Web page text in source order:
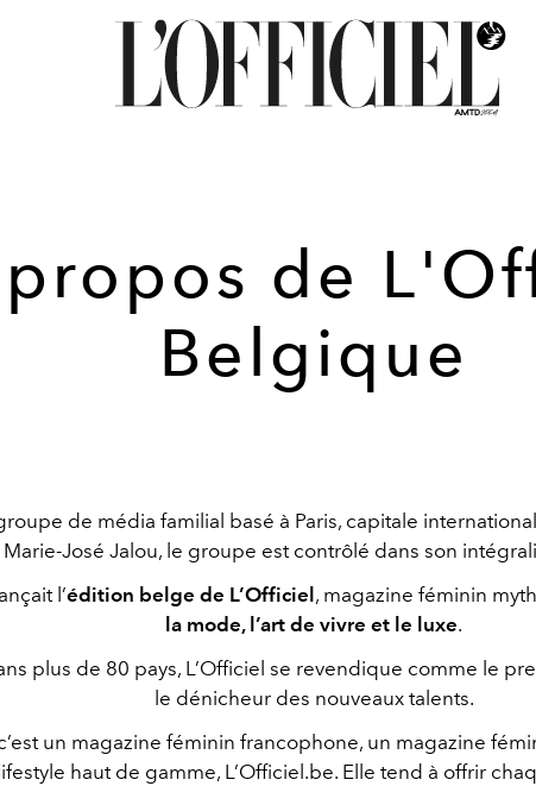
de
Belgique
de média familial basé à Paris, capitale
José Jalou, le groupe est contrôlé dans son
l’édition belge de L’Officiel , magazine féminin
la mode, l’art de vivre et le luxe.
plus de 80 pays, L’Officiel se revendique comme le
le dénicheur des nouveaux talents.
un magazine féminin francophone, un magazine
haut de gamme, L’Officiel.be. Elle tend à offrir